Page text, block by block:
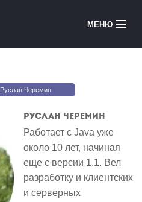
МЕНЮ
Медиатека
Онлайн-школы
Courses in English
Руслан Черемин
Руслан Черемин
Работает с Java уже
около 10 лет, начиная
еще с версии 1.1. Вел
разработку и клиентских
и серверных